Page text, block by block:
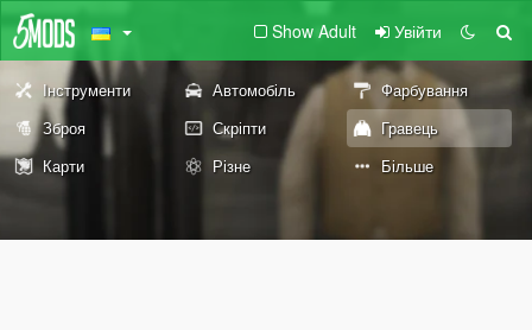
Show Adult Увійти
Інструменти Автомобіль
Фарбування
Зброя
Скріпти
Гравець
Карти
Різне Більше